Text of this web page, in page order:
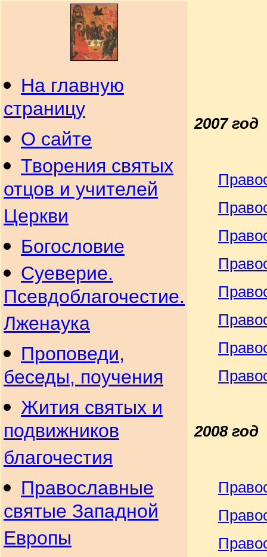
На главную
страницу
О сайте
Творения святых
отцов и учителей
Церкви
Богословие
Суеверие.
Псевдоблагочестие.
Лженаука
Проповеди,
беседы, поучения
Жития святых и
подвижников
благочестия
Православные
святые Западной
Европы
2007 год
2008 год